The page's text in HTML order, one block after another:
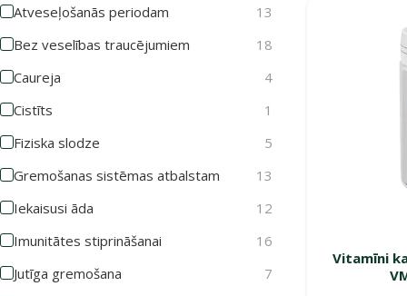
Atveseļošanās periodam
13
Bez veselības traucējumiem
18
Caureja
4
Cistīts
1
Fiziska slodze
5
Gremošanas sistēmas atbalstam
13
Iekaisusi āda
12
Imunitātes stiprināšanai
16
Jutīga gremošana
7
Vitamīni